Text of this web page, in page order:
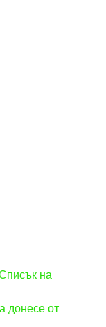
на
донесе от